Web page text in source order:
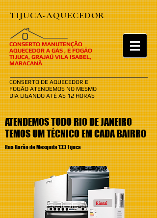
TIJUCA-AQUECEDOR
​​O
CONSERTO MANUTENÇÃO
AQUECEDOR A GÁS , E FOGÃO
TIJUCA, GRAJAÚ VILA ISABEL,
MARACANÃ
CONSERTO DE AQUECEDOR E
FOGÃO ATENDEMOS NO MESMO
DIA LIGANDO ATÉ AS 12 HORAS
ATENDEMOS TODO RIO DE JANEIRO
TEMOS UM TÉCNICO EM CADA BAIRRO
Rua Barão de Mesquita 133 Tijuca